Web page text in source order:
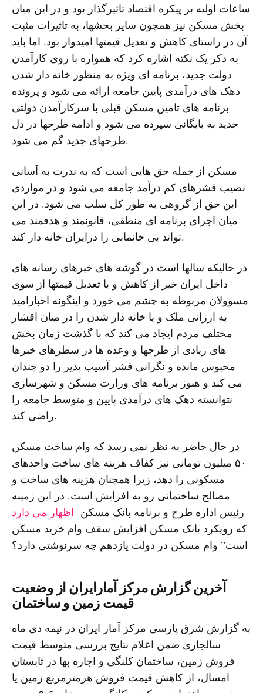
ساعات اولیه بر پیکره اقتصاد تاثیرگذار بود و در این میان
بخش مسکن نیز همچون سایر بخشها، به تاثیرات مثبت
آن در راستای کاهش و تعدیل قیمتها امیدوار بود. اما باید
به ذکر یک نکته اشاره کرد که همواره با روی کارآمدن
دولت جدید، برنامه ای ویژه به منظور خانه دار شدن
دهک های درآمدی پایین جامعه ارائه می شود و پرونده
برنامه های تامین مسکن قبلی با سرکارآمدن دولتی
جدید به بایگانی سپرده می شود و ادامه طرحها در دل
طرحهای جدید گم می شود.
مسکن از جمله حق هایی است که به ندرت به آسانی
نصیب قشرهای کم درآمد جامعه می شود و در مواردی
این حق از گروهی به طور کل سلب می شود. در این
میان اجرای برنامه ای منطقی، قانونمند و هدفمند می
تواند بی خانمانی را درایران خانه دار کند.
در حالیکه سالها است در گوشه های خبرهای رسانه های
داخل ایران خبر از کاهش و یا تعدیل قیمتها از سوی
مسوولان مربوطه به چشم می خورد و اینگونه اخبارامید
به ارزانی ملک و یا خانه دار شدن را در میان اقشار
مختلف مردم ایجاد می کند که با گذشت زمان بخش
های زیادی از طرحها و وعده ها در سطرهای خبرها
محبوس مانده و نگرانی قشر آسیب پذیر را دو چندان
می کند و هنوز برنامه های وزارت مسکن و شهرسازی
نتوانسته دهک های درآمدی پایین و متوسط جامعه را
راضی کند.
در حال حاضر به نظر نمی رسد که وام ساخت مسکن
۵۰ میلیون تومانی نیز کفاف هزینه های ساخت واحدهای
مسکونی را دهد، زیرا همچنان هزینه های ساخت و
مصالح ساختمانی رو به افزایش است. در این زمینه
رئیس اداره طرح و برنامه بانک مسکن اظهار می دارد
که رویکرد بانک مسکن افزایش سقف وام خرید مسکن
است” وام مسکن در دولت یازدهم چه سرنوشتی دارد؟
آخرین گزارش مرکز آمارایران از وضعیت
قیمت زمین و ساختمان
به گزارش شرق پارسی مرکز آمار ایران در نیمه دی ماه
سالجاری ضمن اعلام نتایج بررسی متوسط قیمت
فروش زمین، ساختمان کلنگی و اجاره بها در تابستان
امسال، از کاهش قیمت فروش هرمترمربع زمین یا